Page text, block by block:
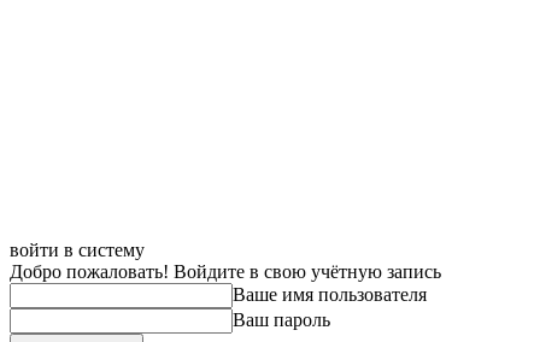
войти в систему
Добро пожаловать! Войдите в свою учётную запись
Ваше имя пользователя
Ваш пароль